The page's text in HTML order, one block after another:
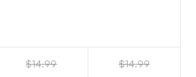
$14.99 $14.99